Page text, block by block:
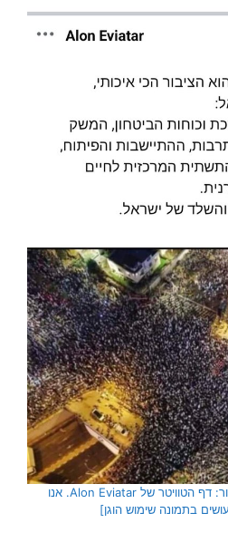
[בתמונה: יחי אנחנו… המקור: דף הטוויטר של Alon Eviatar. אנו
בתמונה שימוש הוגן]